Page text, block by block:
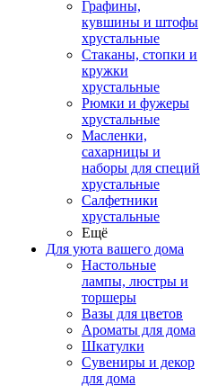
Графины,
кувшины и штофы
хрустальные
Стаканы, стопки и
кружки
хрустальные
Рюмки и фужеры
хрустальные
Масленки,
сахарницы и
наборы для специй
хрустальные
Салфетники
хрустальные
Ещё
Для уюта вашего дома
Настольные
лампы, люстры и
торшеры
Вазы для цветов
Ароматы для дома
Шкатулки
Сувениры и декор
для дома